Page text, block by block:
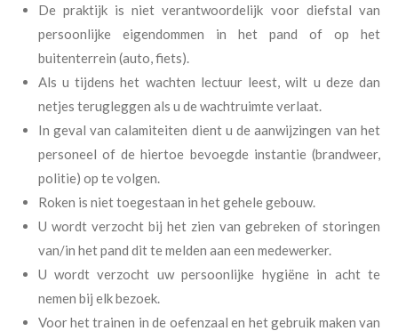
De praktijk is niet verantwoordelijk voor diefstal van
persoonlijke eigendommen in het pand of op het
buitenterrein (auto, fiets).
Als u tijdens het wachten lectuur leest, wilt u deze dan
netjes terugleggen als u de wachtruimte verlaat.
In geval van calamiteiten dient u de aanwijzingen van het
personeel of de hiertoe bevoegde instantie (brandweer,
politie) op te volgen.
Roken is niet toegestaan in het gehele gebouw.
U wordt verzocht bij het zien van gebreken of storingen
van/in het pand dit te melden aan een medewerker.
U wordt verzocht uw persoonlijke hygiëne in acht te
nemen bij elk bezoek.
Voor het trainen in de oefenzaal en het gebruik maken van